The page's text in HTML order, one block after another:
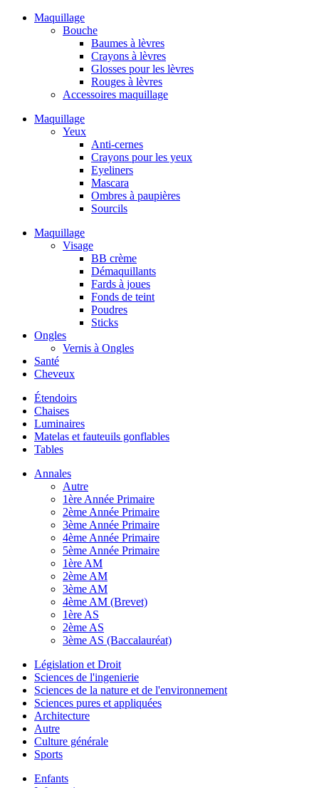
Maquillage
Bouche
Baumes à lèvres
Crayons à lèvres
Glosses pour les lèvres
Rouges à lèvres
Accessoires maquillage
Maquillage
Yeux
Anti-cernes
Crayons pour les yeux
Eyeliners
Mascara
Ombres à paupières
Sourcils
Maquillage
Visage
BB crème
Démaquillants
Fards à joues
Fonds de teint
Poudres
Sticks
Ongles
Vernis à Ongles
Santé
Cheveux
Étendoirs
Chaises
Luminaires
Matelas et fauteuils gonflables
Tables
Annales
Autre
1ère Année Primaire
2ème Année Primaire
3ème Année Primaire
4ème Année Primaire
5ème Année Primaire
1ère AM
2ème AM
3ème AM
4ème AM (Brevet)
1ère AS
2ème AS
3ème AS (Baccalauréat)
Législation et Droit
Sciences de l'ingenierie
Sciences de la nature et de l'environnement
Sciences pures et appliquées
Architecture
Autre
Culture générale
Sports
Enfants